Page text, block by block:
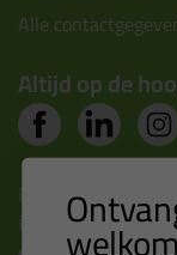
Alle
Altijd op de
Nieuws, tips en
inbox